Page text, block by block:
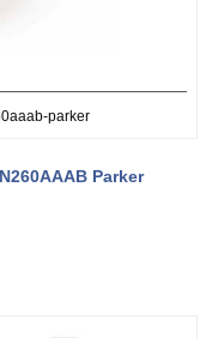
parker
Parker